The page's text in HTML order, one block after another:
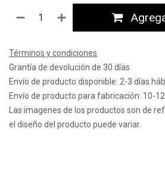
Términos y condiciones
Grantía de devolución de 30 días
Envío de producto disponible: 2-3 días
Envío de producto para fabricación: 10-
Las imagenes de los productos son de
el diseño del producto puede variar.